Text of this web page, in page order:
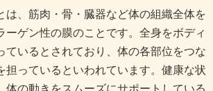
は、筋肉・骨・臓器など体の組織全体を
ーゲン性の膜のことです。全身をボディ
ているとされており、体の各部位をつな
担っているといわれています。健康な状